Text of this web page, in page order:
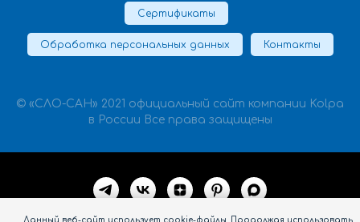
Сертификаты
Обработка персональных данных Контакты
© «СЛО-САН» 2021 официальный сайт компании Kolpa
в России Все права защищены
Данный веб-сайт использует cookie-файлы. Продолжая использовать